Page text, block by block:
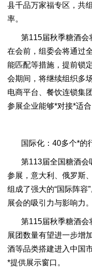
县千品万家福专区，共
率。
第115届秋季糖酒会
在会前，组委会将通过
能匹配等措施，提前锁
会期间，将继续组织多
电商平台、餐饮连锁集
参展企业能够*对接*适合
国际化：40多个*的
第113届全国糖酒会
参展，意大利、俄罗斯
组成了强大的“国际阵容
展会的吸引力与影响力。
第115届秋季糖酒会
展团数量有望进一步增
酒等品类搭建进入中国
*提供展示窗口。